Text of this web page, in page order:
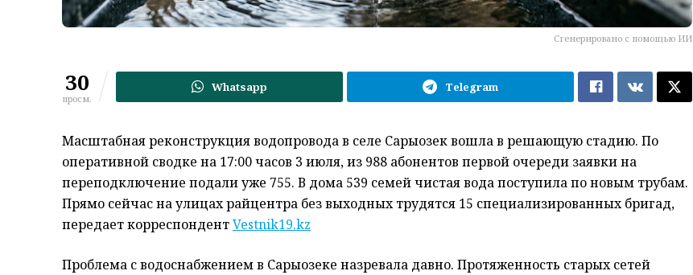
Сгенерировано с помощью ИИ
30
просм.
Whatsapp Telegram
Масштабная реконструкция водопровода в селе Сарыозек вошла в решающую стадию. По
оперативной сводке на 17:00 часов 3 июля, из 988 абонентов первой очереди заявки на
переподключение подали уже 755. В дома 539 семей чистая вода поступила по новым трубам.
Прямо сейчас на улицах райцентра без выходных трудятся 15 специализированных бригад,
передает корреспондентVestnik19.kz
Проблема с водоснабжением в Сарыозеке назревала давно. Протяженность старых сетей